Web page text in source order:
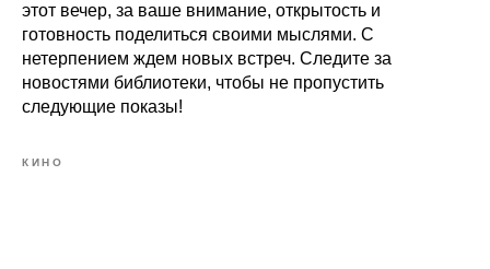
этот вечер, за ваше внимание, открытость и
готовность поделиться своими мыслями. С
нетерпением ждем новых встреч. Следите за
новостями библиотеки, чтобы не пропустить
следующие показы!
КИНО